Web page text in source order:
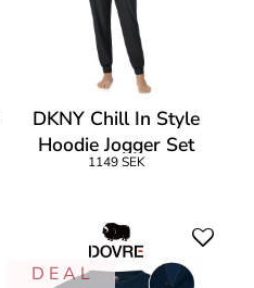
DKNY Chill In Style
Hoodie Jogger Set
1149 SEK
D E A L